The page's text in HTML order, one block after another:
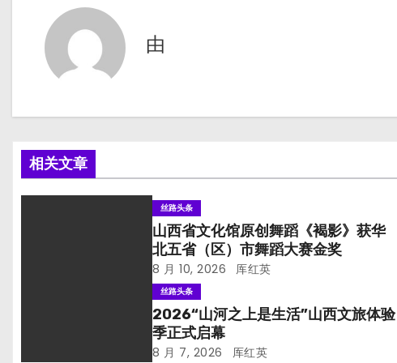
航
由
相关文章
丝路头条
山西省文化馆原创舞蹈《褐影》获华
北五省（区）市舞蹈大赛金奖
8 月 10, 2026 厍红英
丝路头条
2026“山河之上是生活”山西文旅体验
季正式启幕
8 月 7, 2026 厍红英